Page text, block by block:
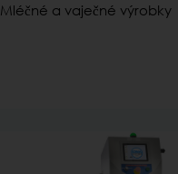
Mléčné a vaječné výrobky